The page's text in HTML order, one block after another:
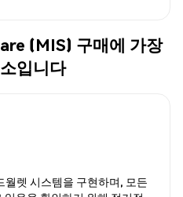
(MIS) 구매에 가장
입니다
월렛 시스템을 구현하며, 모든